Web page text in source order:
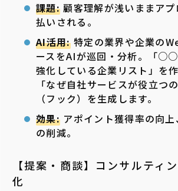
課題:顧客理解が浅いままアプ
払いされる。
AI活用:特定の業界や企業の
ースをAIが巡回・分析。「
強化している企業リスト」を
「なぜ自社サービスが役立つ
（フック）を生成します。
効果:アポイント獲得率の向上
の削減。
【提案・商談】コンサルティ
化